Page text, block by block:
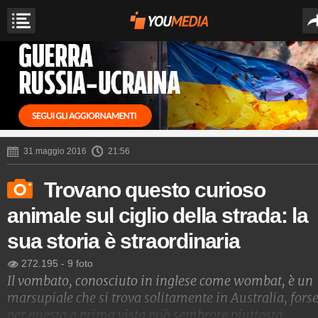
31 maggio 2016 21:56
Trovano questo curioso
animale sul ciglio della strada: la
sua storia è straordinaria
272.195 - 9 foto
Il vombato, conosciuto in inglese come wombat, è un
marsupiale che si trova solitamente in Australia, forse
per questo a prima vista può sembrare piuttosto